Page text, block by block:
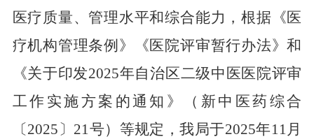
医疗质量、管理水平和综合能力，根据《医
疗机构管理条例》《医院评审暂行办法》和
《关于印发2025年自治区二级中医医院评审
工作实施方案的通知》（ 新中医药综合
〔2025 〕 21 号）等规定，我局于2025年11 月